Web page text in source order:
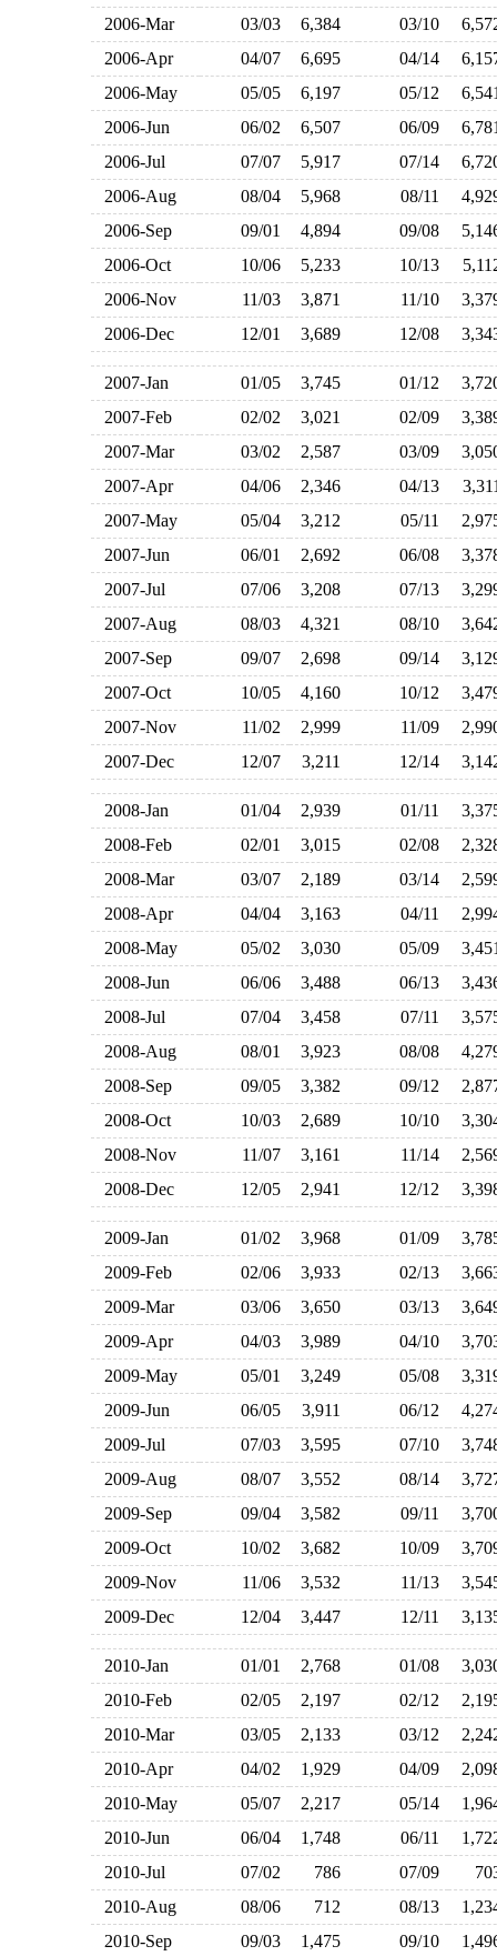
2006-Mar
03/03 6,384 03/10
2006-Apr
04/07 6,695 04/14
2006-May
05/05 6,197 05/12
2006-Jun
06/02 6,507 06/09
2006-Jul
07/07 5,917 07/14
2006-Aug
08/04 5,968 08/11
2006-Sep
09/01 4,894 09/08
2006-Oct
10/06 5,233 10/13
2006-Nov
11/03 3,871 11/10
2006-Dec
12/01 3,689 12/08
2007-Jan 01/05 3,745 01/12
2007-Feb
02/02 3,021 02/09
2007-Mar
03/02 2,587 03/09
2007-Apr
04/06 2,346 04/13
2007-May
05/04 3,212 05/11
2007-Jun
06/01 2,692 06/08
2007-Jul
07/06 3,208 07/13
2007-Aug
08/03 4,321 08/10
2007-Sep
09/07 2,698 09/14
2007-Oct
10/05 4,160 10/12
2007-Nov
11/02 2,999 11/09
2007-Dec
12/07 3,211 12/14
2008-Jan 01/04 2,939 01/11
2008-Feb
02/01 3,015 02/08
2008-Mar
03/07 2,189 03/14
2008-Apr
04/04 3,163 04/11
2008-May
05/02 3,030 05/09
2008-Jun
06/06 3,488 06/13
2008-Jul
07/04 3,458 07/11
2008-Aug
08/01 3,923 08/08
2008-Sep
09/05 3,382 09/12
2008-Oct
10/03 2,689 10/10
2008-Nov
11/07 3,161 11/14
2008-Dec
12/05 2,941 12/12
2009-Jan 01/02 3,968 01/09
2009-Feb
02/06 3,933 02/13
2009-Mar
03/06 3,650 03/13
2009-Apr
04/03 3,989 04/10
2009-May
05/01 3,249 05/08
2009-Jun
06/05 3,911 06/12
2009-Jul
07/03 3,595 07/10
2009-Aug
08/07 3,552 08/14
2009-Sep
09/04 3,582 09/11
2009-Oct
10/02 3,682 10/09
2009-Nov
11/06 3,532 11/13
2009-Dec
12/04 3,447 12/11
2010-Jan 01/01 2,768 01/08
2010-Feb
02/05 2,197 02/12
2010-Mar
03/05 2,133 03/12
2010-Apr
04/02 1,929 04/09
2010-May
05/07 2,217 05/14
2010-Jun
06/04 1,748 06/11
2010-Jul
07/02 786 07/09
2010-Aug
08/06 712 08/13
2010-Sep
09/03 1,475 09/10